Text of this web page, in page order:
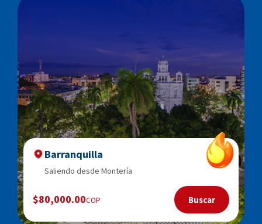
Barranquilla
Saliendo desde Montería
$80,000.00COP Buscar